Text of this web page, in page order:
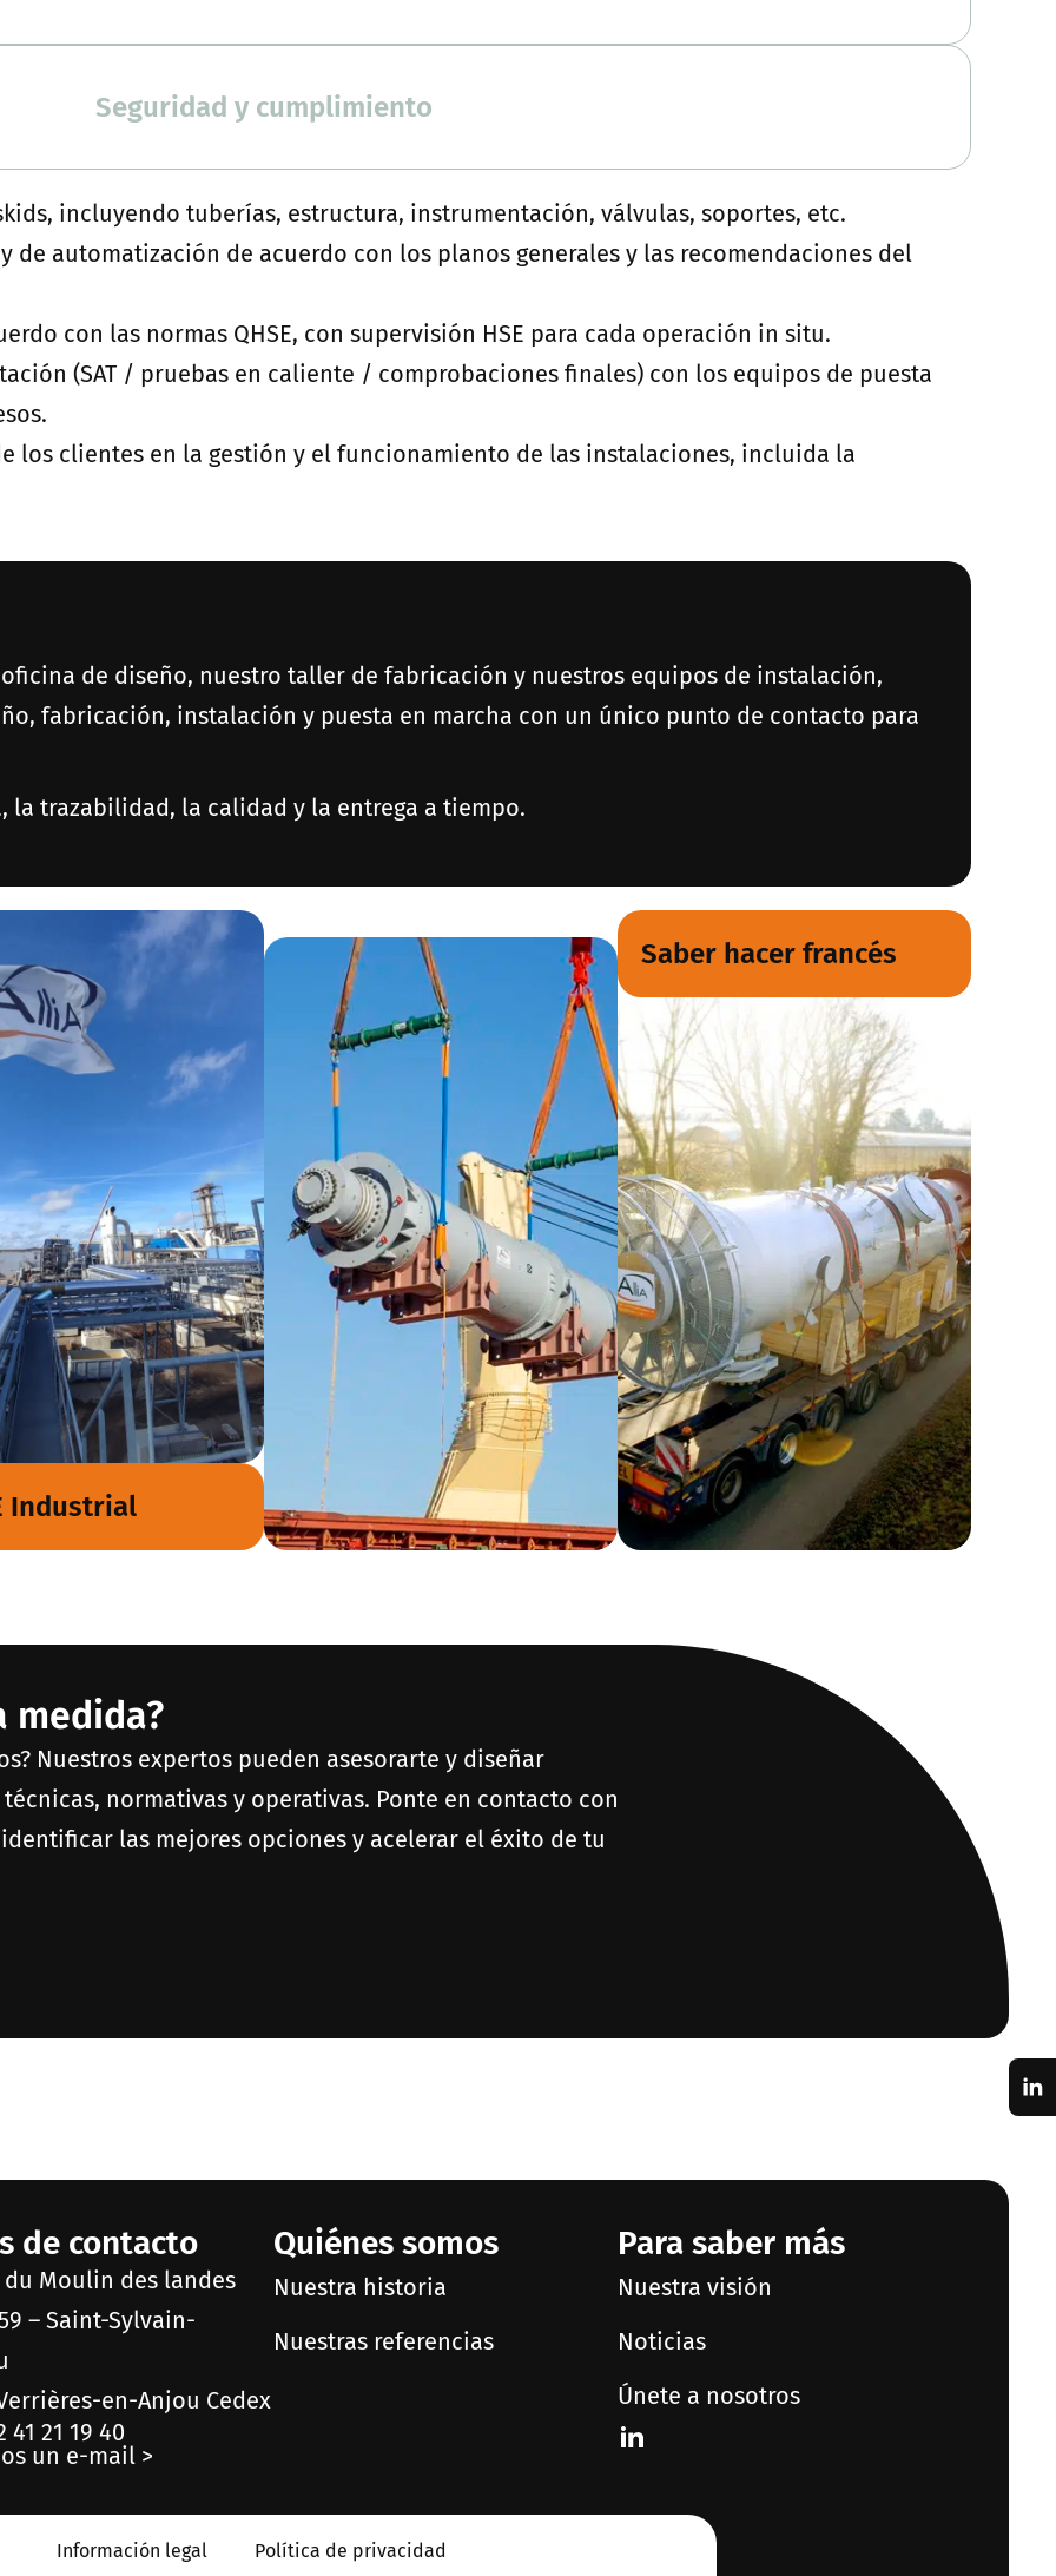
Seguridad y cumplimiento
incluyendo tuberías, estructura, instrumentación, válvulas, soportes, etc.
de automatización de acuerdo con los planos generales y las recomendaciones del
con las normas QHSE, con supervisión HSE para cada operación in situ.
(SAT / pruebas en caliente / comprobaciones finales) con los equipos de puesta
los clientes en la gestión y el funcionamiento de las instalaciones, incluida la
de diseño, nuestro taller de fabricación y nuestros equipos de instalación,
fabricación, instalación y puesta en marcha con un único punto de contacto para
la trazabilidad, la calidad y la entrega a tiempo.
Industrial
Saber hacer francés
medida?
Nuestros expertos pueden asesorarte y diseñar
normativas y operativas. Ponte en contacto con
las mejores opciones y acelerar el éxito de tu
de contacto
du Moulin des landes
– Saint-Sylvain-
en-Anjou Cedex
41 21 19 40
un e-mail >
Quiénes somos
Nuestra historia
Nuestras referencias
Para saber más
Nuestra visión
Noticias
Únete a nosotros
Información legal Política de privacidad